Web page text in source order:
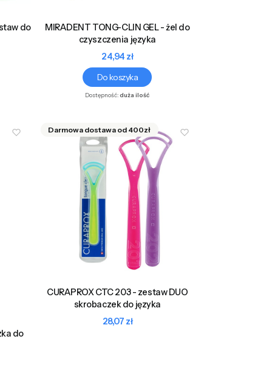
do
MIRADENT TONG-CLIN GEL - żel do
czyszczenia języka
Cena
24,94 zł
Do koszyka
Dostępność:duża ilość
do
CURAPROX CTC 203 - zestaw DUO
skrobaczek do języka
Cena
28,07 zł